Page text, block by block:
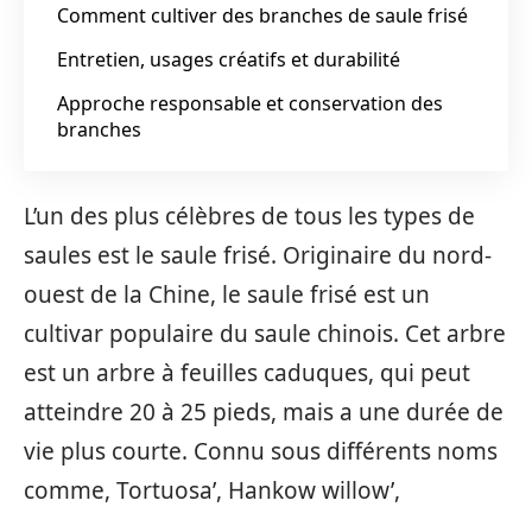
Comment cultiver des branches de saule frisé
Entretien, usages créatifs et durabilité
Approche responsable et conservation des
branches
L’un des plus célèbres de tous les types de
saules est le saule frisé. Originaire du nord-
ouest de la Chine, le saule frisé est un
cultivar populaire du saule chinois. Cet arbre
est un arbre à feuilles caduques, qui peut
atteindre 20 à 25 pieds, mais a une durée de
vie plus courte. Connu sous différents noms
comme, Tortuosa’, Hankow willow’,